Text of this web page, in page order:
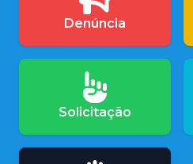
Denúncia
Solicitação